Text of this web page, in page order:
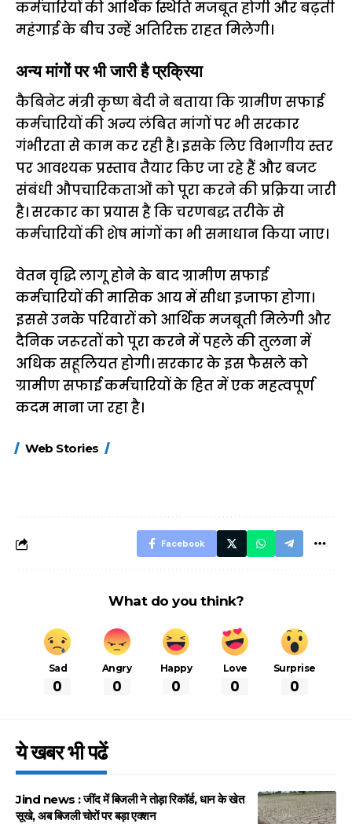
कर्मचारियों की आर्थिक स्थिति मजबूत होगी और बढ़ती
महंगाई के बीच उन्हें अतिरिक्त राहत मिलेगी।
अन्य मांगों पर भी जारी है प्रक्रिया
कैबिनेट मंत्री कृष्ण बेदी ने बताया कि ग्रामीण सफाई
कर्मचारियों की अन्य लंबित मांगों पर भी सरकार
गंभीरता से काम कर रही है। इसके लिए विभागीय स्तर
पर आवश्यक प्रस्ताव तैयार किए जा रहे हैं और बजट
संबंधी औपचारिकताओं को पूरा करने की प्रक्रिया जारी
है। सरकार का प्रयास है कि चरणबद्ध तरीके से
कर्मचारियों की शेष मांगों का भी समाधान किया जाए।
वेतन वृद्धि लागू होने के बाद ग्रामीण सफाई
कर्मचारियों की मासिक आय में सीधा इजाफा होगा।
इससे उनके परिवारों को आर्थिक मजबूती मिलेगी और
दैनिक जरूरतों को पूरा करने में पहले की तुलना में
अधिक सहूलियत होगी। सरकार के इस फैसले को
ग्रामीण सफाई कर्मचारियों के हित में एक महत्वपूर्ण
कदम माना जा रहा है।
Web Stories
FASTag के ये नए
Facebook
What do you think?
Sad
0
Angry
0
Happy
0
Love
0
Surprise
0
ये खबर भी पढें
Jind news : जींद में बिजली ने तोड़ा रिकॉर्ड, धान के खेत
सूखे, अब बिजली चोरों पर बड़ा एक्शन